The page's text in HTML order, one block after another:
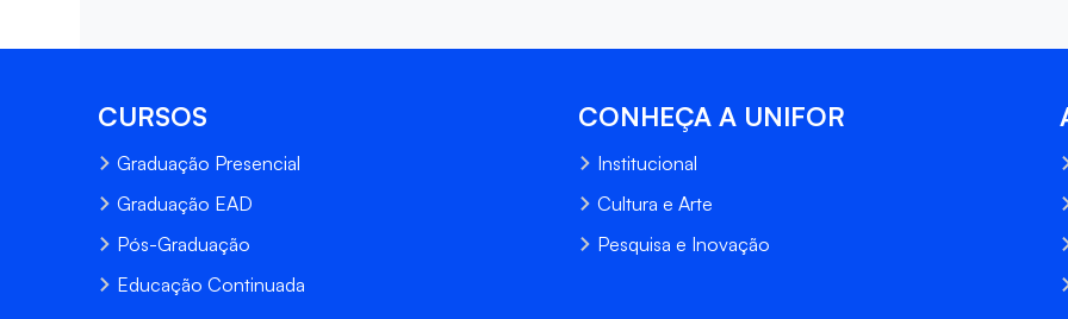
CURSOS
Graduação Presencial
Graduação EAD
Pós-Graduação
Educação Continuada
CONHEÇA A UNIFOR
Institucional
Cultura e Arte
Pesquisa e Inovação